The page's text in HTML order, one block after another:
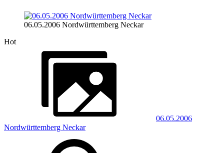
06.05.2006 Nordwürttemberg Neckar
Hot
06.05.2006
Nordwürttemberg Neckar